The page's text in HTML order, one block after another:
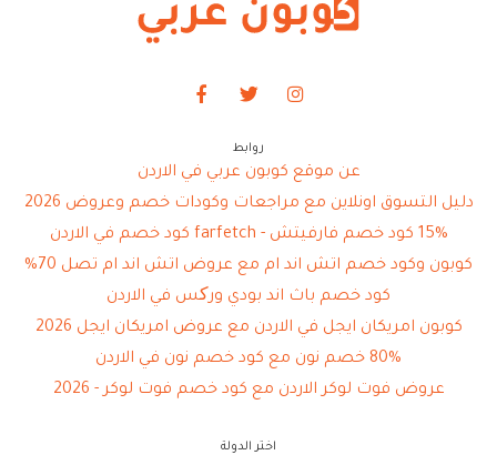
روابط
عن موقع كوبون عربي في الاردن
دليل التسوق اونلاين مع مراجعات وكودات خصم وعروض 2026
15% كود خصم فارفيتش - farfetch كود خصم في الاردن
كوبون وكود خصم اتش اند ام مع عروض اتش اند ام تصل 70%
كود خصم باث اند بودي ورکس في الاردن
كوبون امريكان ايجل في الاردن مع عروض امريكان ايجل 2026
80% خصم نون مع كود خصم نون في الاردن
عروض فوت لوكر الاردن مع كود خصم فوت لوكر - 2026
اختر الدولة